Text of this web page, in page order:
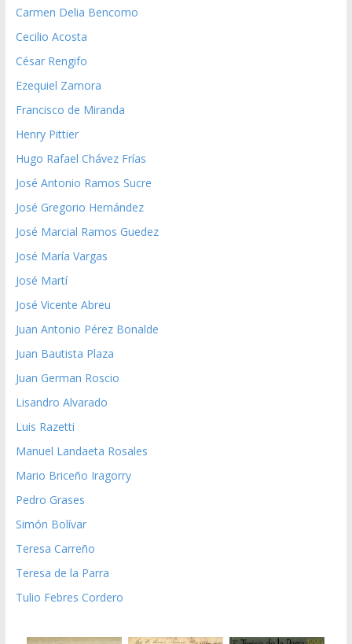
Carmen Delia Bencomo
Cecilio Acosta
César Rengifo
Ezequiel Zamora
Francisco de Miranda
Henry Pittier
Hugo Rafael Chávez Frías
José Antonio Ramos Sucre
José Gregorio Hernández
José Marcial Ramos Guedez
José María Vargas
José Martí
José Vicente Abreu
Juan Antonio Pérez Bonalde
Juan Bautista Plaza
Juan German Roscio
Lisandro Alvarado
Luis Razetti
Manuel Landaeta Rosales
Mario Briceño Iragorry
Pedro Grases
Simón Bolívar
Teresa Carreño
Teresa de la Parra
Tulio Febres Cordero